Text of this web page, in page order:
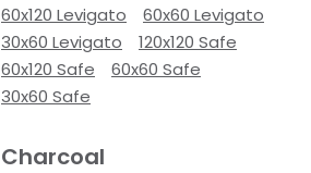
60x120 Levigato
60x60 Levigato
30x60 Levigato
120x120 Safe
60x120 Safe
60x60 Safe
30x60 Safe
Charcoal